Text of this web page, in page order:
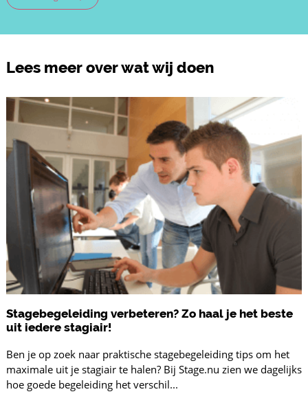
Lees meer over wat wij doen
Stagebegeleiding verbeteren? Zo haal je het beste
uit iedere stagiair!
Ben je op zoek naar praktische stagebegeleiding tips om het
maximale uit je stagiair te halen? Bij Stage.nu zien we dagelijks
hoe goede begeleiding het verschil...